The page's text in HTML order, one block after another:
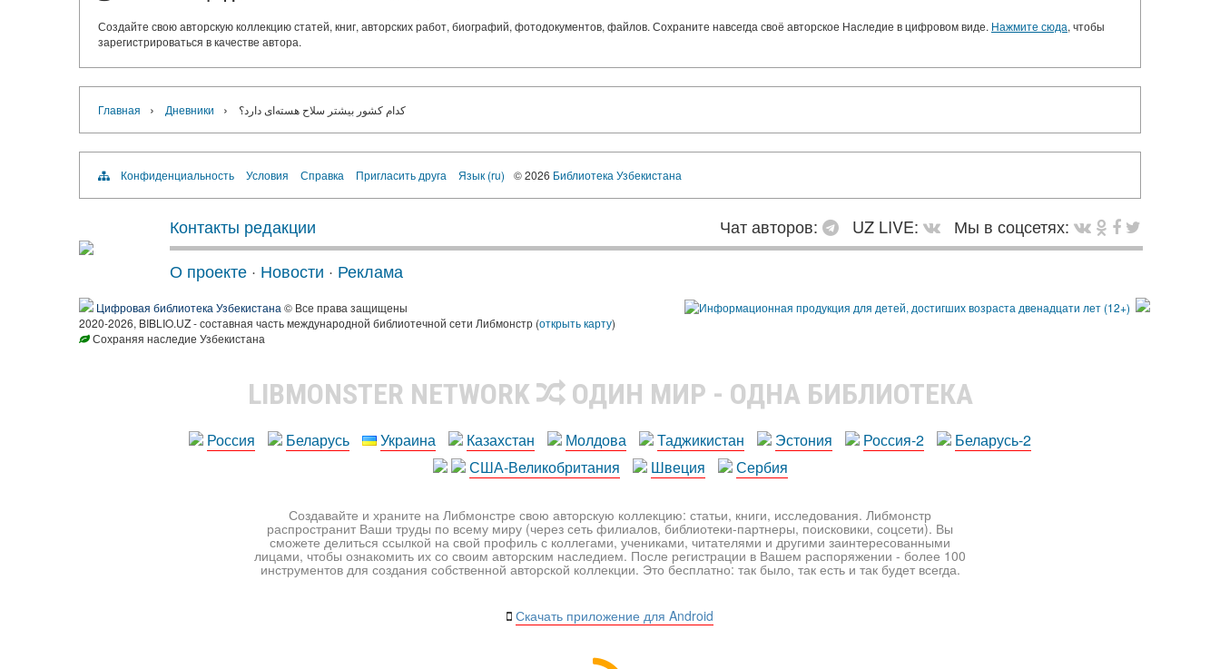
Создайте свою авторскую коллекцию статей, книг, авторских работ, биографий, фотодокументов, файлов. Сохраните навсегда своё авторское Наследие в цифровом виде. Нажмите сюда, чтобы
зарегистрироваться в качестве автора.
Главная › Дневники › کدام کشور بیشتر سلاح هسته‌ای دارد؟
Конфиденциальность Условия Справка Пригласить друга Язык (ru) © 2026 Библиотека Узбекистана
Контакты редакции Чат авторов: UZ LIVE:
Мы в соцсетях:
О проекте · Новости · Реклама
Цифровая библиотека Узбекистана © Все права защищены
2020-2026, BIBLIO.UZ - составная часть международной библиотечной сети Либмонстр (открыть карту)
Сохраняя наследие Узбекистана
LIBMONSTER NETWORK ОДИН МИР - ОДНА БИБЛИОТЕКА
Россия Беларусь Украина Казахстан Молдова Таджикистан Эстония Россия-2
Беларусь-2
США-Великобритания
Швеция Сербия
Создавайте и храните на Либмонстре свою авторскую коллекцию: статьи, книги, исследования. Либмонстр
распространит Ваши труды по всему миру (через сеть филиалов, библиотеки-партнеры, поисковики, соцсети). Вы
сможете делиться ссылкой на свой профиль с коллегами, учениками, читателями и другими заинтересованными
лицами, чтобы ознакомить их со своим авторским наследием. После регистрации в Вашем распоряжении - более 100
инструментов для создания собственной авторской коллекции. Это бесплатно: так было, так есть и так будет всегда.
Скачать приложение для Android